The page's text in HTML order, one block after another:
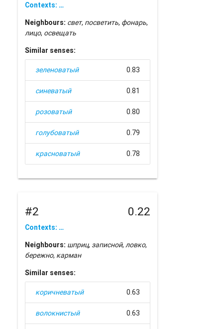
Contexts: …
Neighbours: свет, посветить, фонарь,
лицо, освещать
Similar senses:
зеленоватый 0.83
синеватый 0.81
розоватый 0.80
голубоватый 0.79
красноватый 0.78
#2 0.22
Contexts: …
Neighbours: шприц, записной,ловко,
бережно, карман
Similar senses:
коричневатый 0.63
волокнистый 0.63